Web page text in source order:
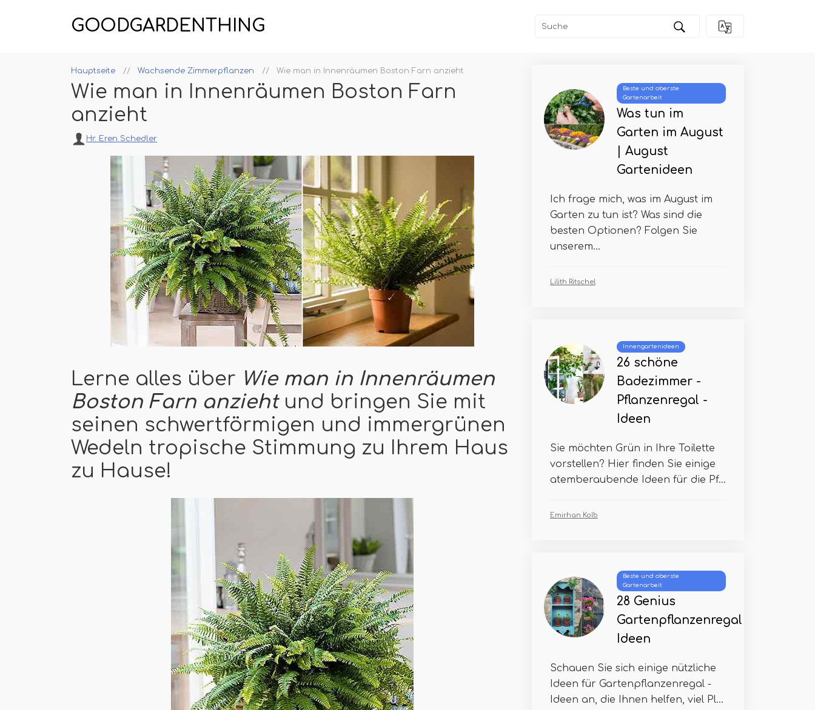
GOODGARDENTHING
Hauptseite Wachsende Zimmerpflanzen Wie man in Innenräumen Boston Farn anzieht
Wie man in Innenräumen Boston Farn
anzieht
Hr. Eren Schedler
Lerne alles über Wie man in Innenräumen
Boston Farn anziehtund bringen Sie mit
seinen schwertförmigen und immergrünen
Wedeln tropische Stimmung zu Ihrem Haus
zu Hause!
Beste und oberste
Gartenarbeit
Was tun im
Garten im August
| August
Gartenideen
Ich frage mich, was im August im
Garten zu tun ist? Was sind die
besten Optionen? Folgen Sie
unserem...
Lilith Ritschel
Innengartenideen
26 schöne
Badezimmer -
Pflanzenregal -
Ideen
Sie möchten Grün in Ihre Toilette
vorstellen? Hier finden Sie einige
atemberaubende Ideen für die Pf...
Emirhan Kolb
Beste und oberste
Gartenarbeit
28 Genius
Gartenpflanzenregal
Ideen
Schauen Sie sich einige nützliche
Ideen für Gartenpflanzenregal -
Ideen an, die Ihnen helfen, viel Pl...